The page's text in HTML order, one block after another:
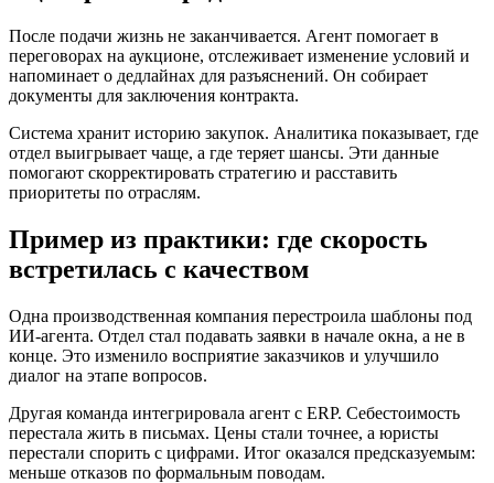
После подачи жизнь не заканчивается. Агент помогает в
переговорах на аукционе, отслеживает изменение условий и
напоминает о дедлайнах для разъяснений. Он собирает
документы для заключения контракта.
Система хранит историю закупок. Аналитика показывает, где
отдел выигрывает чаще, а где теряет шансы. Эти данные
помогают скорректировать стратегию и расставить
приоритеты по отраслям.
Пример из практики: где скорость
встретилась с качеством
Одна производственная компания перестроила шаблоны под
ИИ-агента. Отдел стал подавать заявки в начале окна, а не в
конце. Это изменило восприятие заказчиков и улучшило
диалог на этапе вопросов.
Другая команда интегрировала агент с ERP. Себестоимость
перестала жить в письмах. Цены стали точнее, а юристы
перестали спорить с цифрами. Итог оказался предсказуемым:
меньше отказов по формальным поводам.